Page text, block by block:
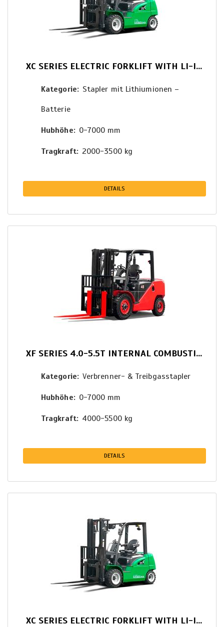
XC SERIES ELECTRIC FORKLIFT WITH LI-ION POWER 2.0-3.5T LIGHT DUTY
Kategorie
Stapler mit Lithiumionen –
Batterie
Hubhöhe 0-7000 mm
Tragkraft 2000-3500 kg
DETAILS
XF SERIES 4.0-5.5T INTERNAL COMBUSTION COUNTERBALANCED
Kategorie Verbrenner- & Treibgasstapler
Hubhöhe 0-7000 mm
Tragkraft 4000-5500 kg
DETAILS
XC SERIES ELECTRIC FORKLIFT WITH LI-ION POWER 4.0-5.0T